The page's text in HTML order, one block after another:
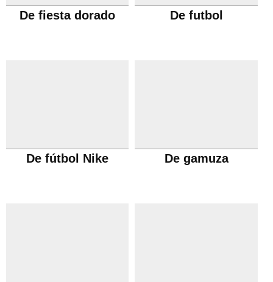
De fiesta dorado De futbol
De fútbol Nike De gamuza